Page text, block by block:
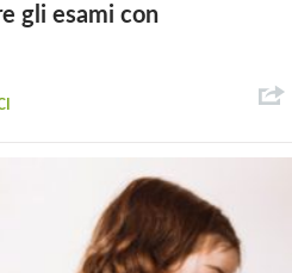
gli esami con